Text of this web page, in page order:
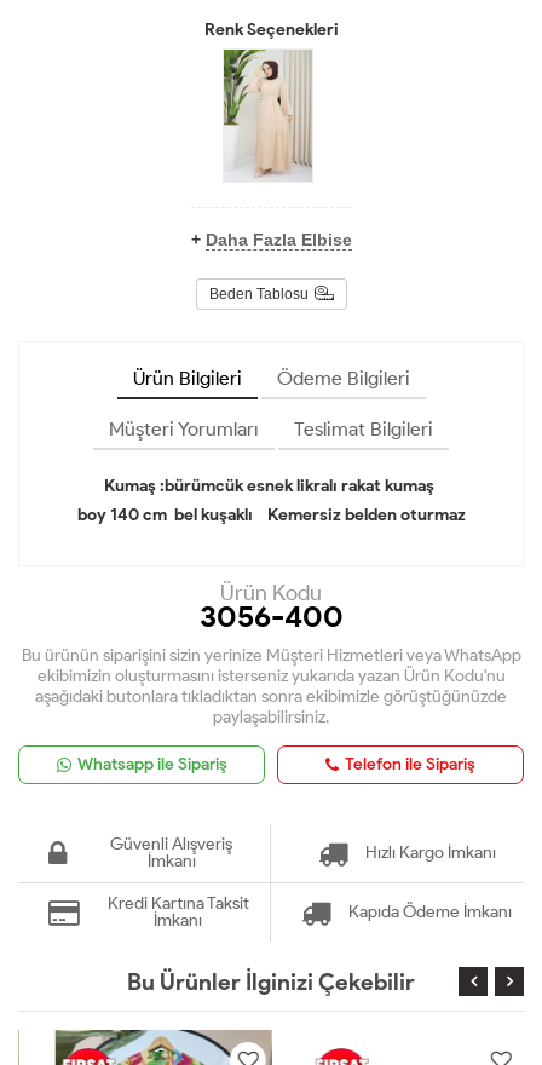
Renk Seçenekleri
+ Daha Fazla Elbise
Beden Tablosu
Ürün Bilgileri Ödeme Bilgileri
Müşteri Yorumları Teslimat Bilgileri
Kumaş :bürümcük esnek likralı rakat kumaş
boy 140 cm bel kuşaklı Kemersiz belden oturmaz
Ürün Kodu
3056-400
Bu ürünün siparişini sizin yerinize Müşteri Hizmetleri veya WhatsApp
ekibimizin oluşturmasını isterseniz yukarıda yazan Ürün Kodu'nu
aşağıdaki butonlara tıkladıktan sonra ekibimizle görüştüğünüzde
paylaşabilirsiniz.
Whatsapp ile Sipariş Telefon ile Sipariş
Güvenli Alışveriş
İmkanı
Hızlı Kargo İmkanı
Kredi Kartına Taksit
İmkanı
Kapıda Ödeme İmkanı
Bu Ürünler İlginizi Çekebilir